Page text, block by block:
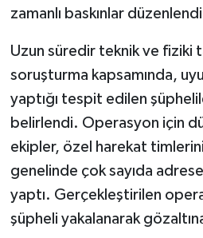
zamanlı baskınlar
Uzun süredir teknik ve fiziki
soruşturma kapsamında,
yaptığı tespit edilen
belirlendi. Operasyon için
ekipler, özel harekat
genelinde çok sayıda adrese
yaptı. Gerçekleştirilen
şüpheli yakalanarak gözaltına